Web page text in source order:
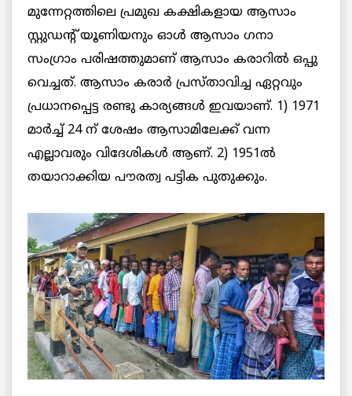
മുന്നേറ്റത്തിലെ പ്രമുഖ കക്ഷികളായ ആസാം
സ്റ്റുഡന്റ് യൂണിയനും ഓള്‍ ആസാം ഗനാ
സംഗ്രാം പരിഷത്തുമാണ് ആസാം കരാറില്‍ ഒപ്പു
വെച്ചത്. ആസാം കരാര്‍ പ്രസ്താവിച്ച ഏറ്റവും
പ്രധാനപ്പെട്ട രണ്ടു കാര്യങ്ങള്‍ ഇവയാണ്. 1) 1971
മാര്‍ച്ച് 24 ന് ശേഷം ആസാമിലേക്ക് വന്ന
എല്ലാവരും വിദേശികള്‍ ആണ്. 2) 1951ല്‍
തയാറാക്കിയ പൗരത്വ പട്ടിക പുതുക്കും.